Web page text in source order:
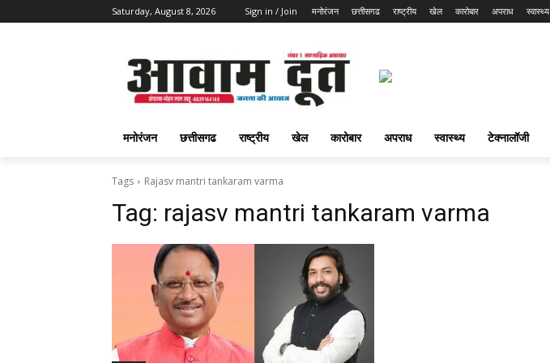
Saturday, August 8, 2026 Sign in / Join मनोरंजन छत्तीसगढ राष्ट्रीय खेल कारोबार अपराध स्वास्थ्य
मनोरंजन छत्तीसगढ राष्ट्रीय खेल कारोबार अपराध स्वास्थ्य टेक्नालॉजी
Tags Rajasv mantri tankaram varma
Tag: rajasv mantri tankaram varma